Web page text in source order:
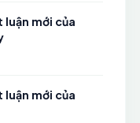
mới của
mới của